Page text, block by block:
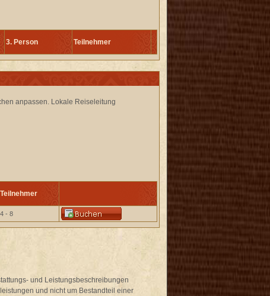
3. Person Teilnehmer
anpassen. Lokale Reiseleitung
Teilnehmer
4 - 8
und Leistungsbeschreibungen
und nicht um Bestandteil einer